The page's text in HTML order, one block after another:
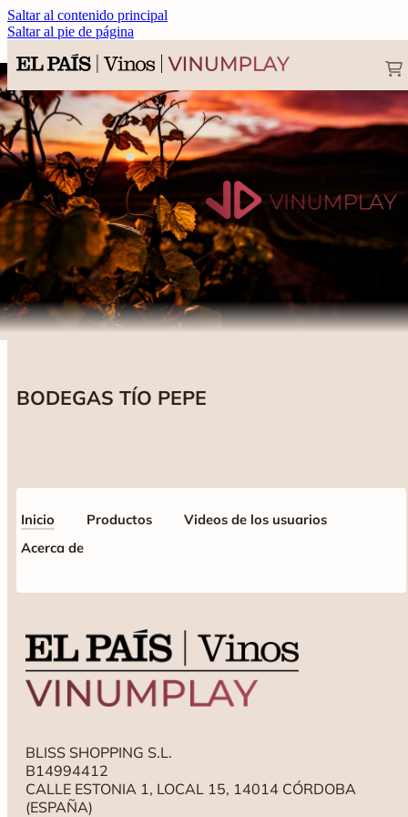
Saltar al contenido principal
Saltar al pie de página
BODEGAS TÍO PEPE
Inicio Productos
Videos de los usuarios
Acerca de
BLISS SHOPPING S.L.
B14994412
CALLE ESTONIA 1, LOCAL 15, 14014 CÓRDOBA
(ESPAÑA)